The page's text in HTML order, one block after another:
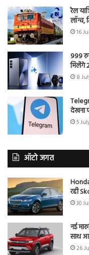
रेल
लॉन्च,
16
999
मिलेंगे
8
देखना
5
ऑटो जगत
रही
30
नई
साथ
26